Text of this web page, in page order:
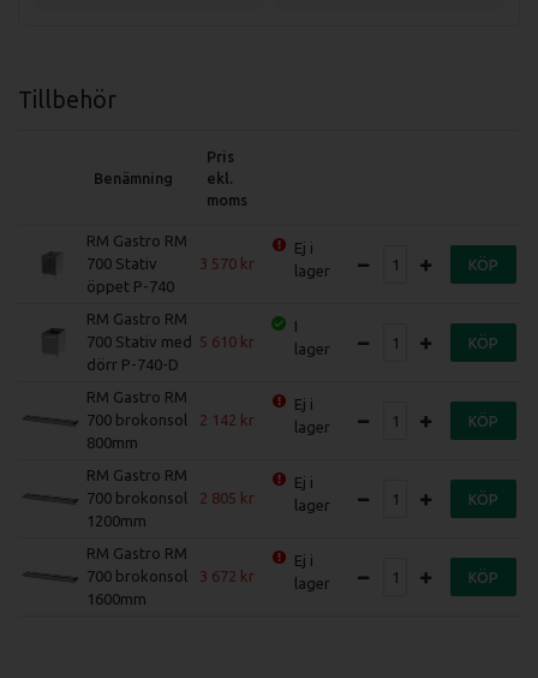
Tillbehör
Benämning
Pris
ekl.
moms
RM Gastro RM
700 Stativ
öppet P-740
3 570
Ej i
lager
KÖP
RM Gastro RM
700 Stativ med
dörr P-740-D
5 610
I
lager
KÖP
RM Gastro RM
700 brokonsol
800mm
2 142
Ej i
lager
KÖP
RM Gastro RM
700 brokonsol
1200mm
2 805
Ej i
lager
KÖP
RM Gastro RM
700 brokonsol
1600mm
3 672
Ej i
lager
KÖP